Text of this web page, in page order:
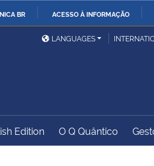
BR ACESSO À INFORMAÇÃO
Ministério das Relações
Exteriores
Controladoria-Geral da
LANGUAGES
Edition O Q Quântico